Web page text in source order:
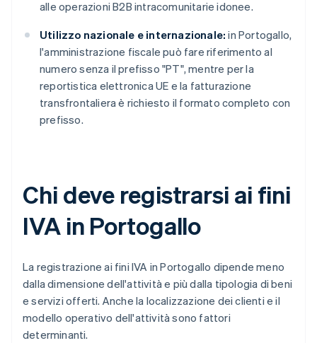
alle operazioni B2B intracomunitarie idonee.
Utilizzo nazionale e internazionale: in Portogallo,
l'amministrazione fiscale può fare riferimento al
numero senza il prefisso "PT", mentre per la
reportistica elettronica UE e la fatturazione
transfrontaliera è richiesto il formato completo con
prefisso.
Chi deve registrarsi ai fini
IVA in Portogallo
La registrazione ai fini IVA in Portogallo dipende meno
dalla dimensione dell'attività e più dalla tipologia di beni
e servizi offerti. Anche la localizzazione dei clienti e il
modello operativo dell'attività sono fattori
determinanti.